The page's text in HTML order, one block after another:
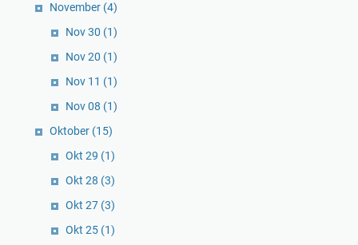
November (4)
Nov 30 (1)
Nov 20 (1)
Nov 11 (1)
Nov 08 (1)
Oktober (15)
Okt 29 (1)
Okt 28 (3)
Okt 27 (3)
Okt 25 (1)